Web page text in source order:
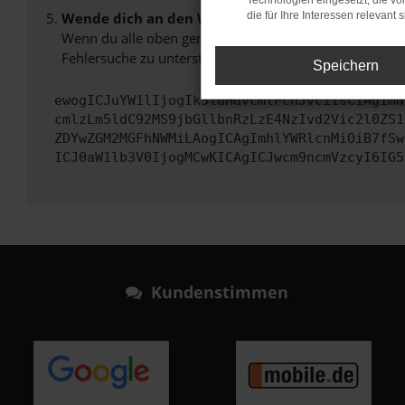
Wende dich an den Webseitenbetreiber.
Wenn du alle oben genannten Schritte versucht hast,
Fehlersuche zu unterstützen:
Kundenstimmen
die für Ihre Interessen relevant
Speichern